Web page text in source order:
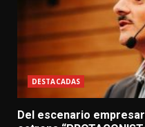
DESTACADAS
Del escenario